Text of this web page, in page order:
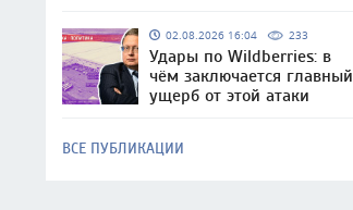
02.08.2026 16:04 233
Удары по Wildberries: в
чём заключается главный
ущерб от этой атаки
ВСЕ ПУБЛИКАЦИИ